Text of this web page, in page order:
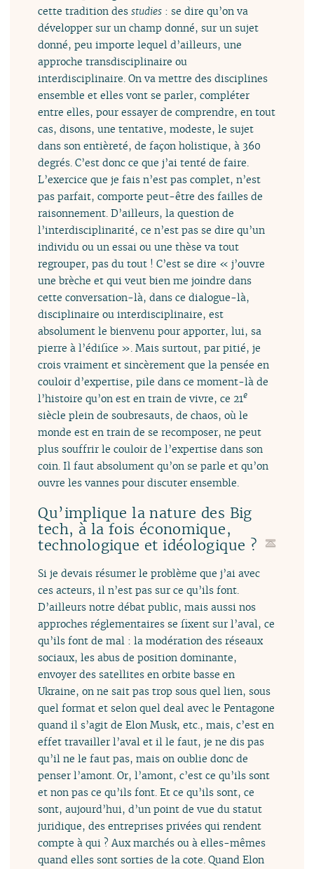
cette tradition desstudies : se dire qu’on va
développer sur un champ donné, sur un sujet
donné, peu importe lequel d’ailleurs, une
approche transdisciplinaire ou
interdisciplinaire. On va mettre des disciplines
ensemble et elles vont se parler, compléter
entre elles, pour essayer de comprendre, en tout
cas, disons, une tentative, modeste, le sujet
dans son entièreté, de façon holistique, à 360
degrés. C’est donc ce que j’ai tenté de faire.
L’exercice que je fais n’est pas complet, n’est
pas parfait, comporte peut-être des failles de
raisonnement. D’ailleurs, la question de
l’interdisciplinarité, ce n’est pas se dire qu’un
individu ou un essai ou une thèse va tout
regrouper, pas du tout ! C’est se dire « j’ouvre
une brèche et qui veut bien me joindre dans
cette conversation-là, dans ce dialogue-là,
disciplinaire ou interdisciplinaire, est
absolument le bienvenu pour apporter, lui, sa
pierre à l’édifice ». Mais surtout, par pitié, je
crois vraiment et sincèrement que la pensée en
couloir d’expertise, pile dans ce moment-là de
l’histoire qu’on est en train de vivre, ce 21e
siècle plein de soubresauts, de chaos, où le
monde est en train de se recomposer, ne peut
plus souffrir le couloir de l’expertise dans son
coin. Il faut absolument qu’on se parle et qu’on
ouvre les vannes pour discuter ensemble.
Qu’implique la nature des Big
tech, à la fois économique,
technologique et idéologique ?
Si je devais résumer le problème que j’ai avec
ces acteurs, il n’est pas sur ce qu’ils font.
D’ailleurs notre débat public, mais aussi nos
approches réglementaires se fixent sur l’aval, ce
qu’ils font de mal : la modération des réseaux
sociaux, les abus de position dominante,
envoyer des satellites en orbite basse en
Ukraine, on ne sait pas trop sous quel lien, sous
quel format et selon quel deal avec le Pentagone
quand il s’agit de Elon Musk, etc., mais, c’est en
effet travailler l’aval et il le faut, je ne dis pas
qu’il ne le faut pas, mais on oublie donc de
penser l’amont. Or, l’amont, c’est ce qu’ils sont
et non pas ce qu’ils font. Et ce qu’ils sont, ce
sont, aujourd’hui, d’un point de vue du statut
juridique, des entreprises privées qui rendent
compte à qui ? Aux marchés ou à elles-mêmes
quand elles sont sorties de la cote. Quand Elon